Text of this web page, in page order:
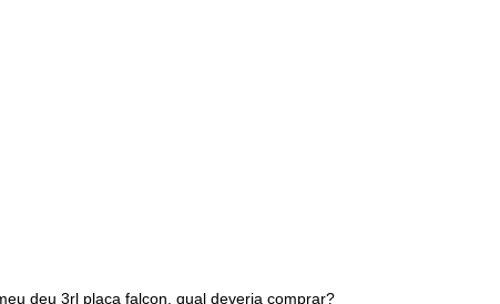
deu 3rl placa falcon. qual deveria comprar?